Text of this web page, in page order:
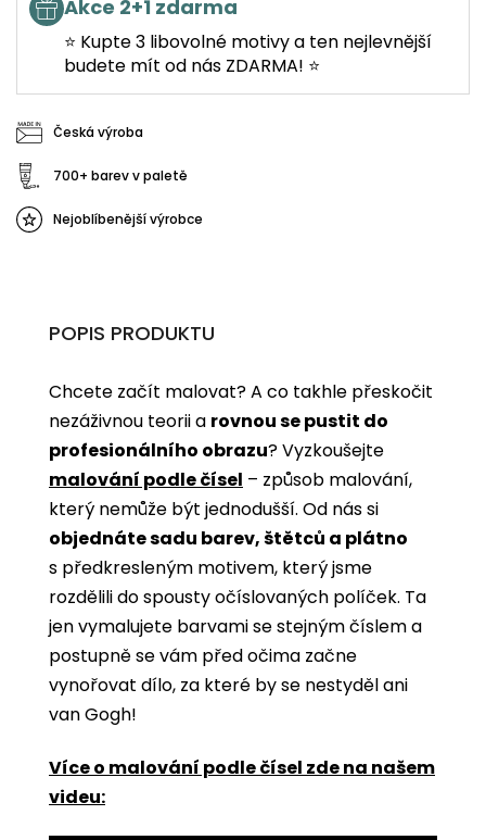
Akce 2+1 zdarma
⭐ Kupte 3 libovolné motivy a ten nejlevnější
budete mít od nás ZDARMA! ⭐
Česká výroba
700+ barev v paletě
Nejoblíbenější výrobce
POPIS PRODUKTU
Chcete začít malovat? A co takhle přeskočit
nezáživnou teorii a rovnou se pustit do
profesionálního obrazu? Vyzkoušejte
malování podle čísel ­­– způsob malování,
který nemůže být jednodušší. Od nás si
objednáte sadu barev, štětců a plátno
s předkresleným motivem, který jsme
rozdělili do spousty očíslovaných políček. Ta
jen vymalujete barvami se stejným číslem a
postupně se vám před očima začne
vynořovat dílo, za které by se nestyděl ani
van Gogh!
Více o malování podle čísel zde na našem
videu: